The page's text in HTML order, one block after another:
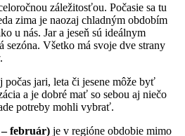
záležitosťou. Počasie sa tu
zima je naozaj chladným obdobím
u nás. Jar a jeseň sú ideálnym
sezóna. Všetko má svoje dve strany
počas jari, leta či jesene môže byť
a je dobré mať so sebou aj niečo
potreby mohli vybrať.
– február) je v regióne obdobie mimo